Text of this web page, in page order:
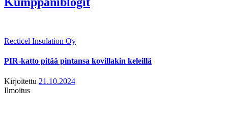
Recticel Insulation Oy
PIR-katto pitää pintansa kovillakin keleillä
Kirjoitettu 21.10.2024
Ilmoitus